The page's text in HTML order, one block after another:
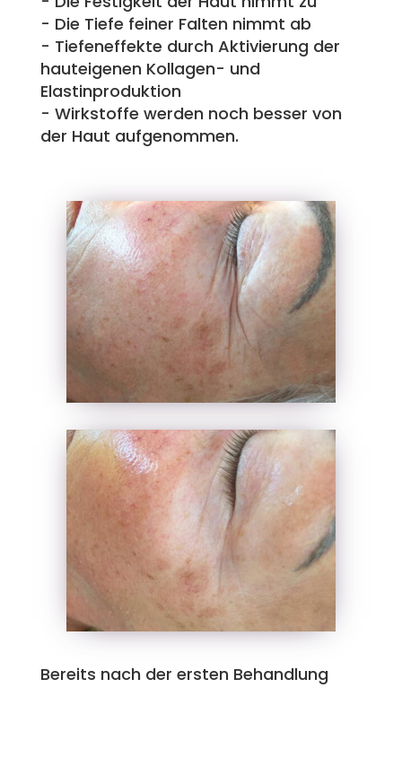
- Die Tiefe feiner Falten nimmt ab
- Tiefeneffekte durch Aktivierung der
hauteigenen Kollagen- und
Elastinproduktion
- Wirkstoffe werden noch besser von
der Haut aufgenommen.
Bereits nach der ersten Behandlung